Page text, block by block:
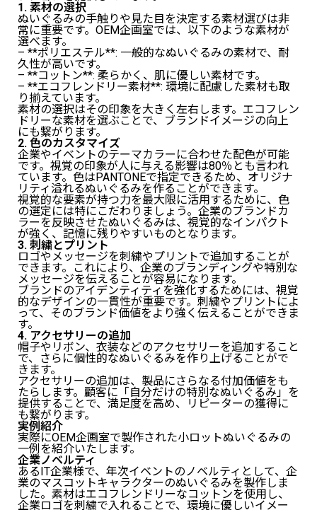
1. 素材の選択
ぬいぐるみの手触りや見た目を決定する素材選びは非
常に重要です。OEM企画室では、以下のような素材が
選べます。
– **ポリエステル**: 一般的なぬいぐるみの素材で、耐
久性が高いです。
– **コットン**: 柔らかく、肌に優しい素材です。
– **エコフレンドリー素材**: 環境に配慮した素材も取
り揃えています。
素材の選択はその印象を大きく左右します。エコフレン
ドリーな素材を選ぶことで、ブランドイメージの向上
にも繋がります。
2. 色のカスタマイズ
企業やイベントのテーマカラーに合わせた配色が可能
です。視覚の印象が人に与える影響は80％とも言われ
ています。色はPANTONEで指定できるため、オリジナ
リティ溢れるぬいぐるみを作ることができます。
視覚的な要素が持つ力を最大限に活用するために、色
の選定には特にこだわりましょう。企業のブランドカ
ラーを反映させたぬいぐるみは、視覚的なインパクト
が強く、記憶に残りやすいものとなります。
3. 刺繍とプリント
ロゴやメッセージを刺繍やプリントで追加することが
できます。これにより、企業のブランディングや特別な
メッセージを伝えることが容易になります。
ブランドのアイデンティティを強化するためには、視覚
的なデザインの一貫性が重要です。刺繍やプリントによ
って、そのブランド価値をより強く伝えることができま
す。
4. アクセサリーの追加
帽子やリボン、衣装などのアクセサリーを追加すること
で、さらに個性的なぬいぐるみを作り上げることがで
きます。
アクセサリーの追加は、製品にさらなる付加価値をも
たらします。顧客に「自分だけの特別なぬいぐるみ」を
提供することで、満足度を高め、リピーターの獲得に
も繋がります。
実例紹介
実際にOEM企画室で製作された小ロットぬいぐるみの
一例を紹介いたします。
企業ノベルティ
あるIT企業様で、年次イベントのノベルティとして、企
業のマスコットキャラクターのぬいぐるみを製作しま
した。素材はエコフレンドリーなコットンを使用し、
企業ロゴを刺繍で入れることで、環境に優しいイメー